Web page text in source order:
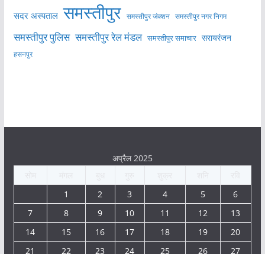
सदर अस्पताल समस्तीपुर समस्तीपुर जंक्शन समस्तीपुर नगर निगम
समस्तीपुर पुलिस समस्तीपुर रेल मंडल समस्तीपुर समाचार सरायरंजन
हसनपुर
अप्रैल 2025
1
2 3 4 5
6
7
8 9 10 11 12
13
14
15 16 17 18 19
20
21
22 23 24 25 26 27